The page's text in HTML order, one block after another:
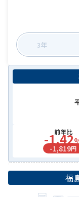
3年
前年比
-1.42
-1,819円
福